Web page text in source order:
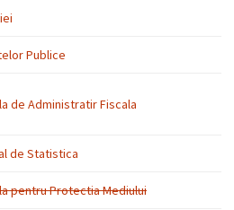
Publice
de Administratir Fiscala
de Statistica
pentru Protectia Mediului